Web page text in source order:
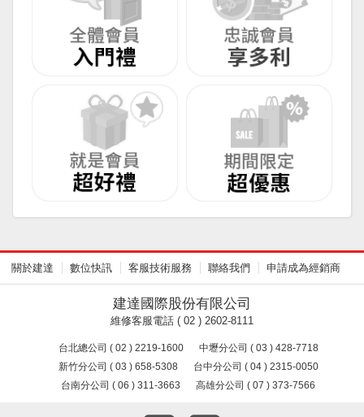
關於建達 數位快訊 客服技術服務 聯絡我們 申請成為經銷商
建達國際股份有限公司
維修客服電話 ( 02 ) 2602-8111
台北總公司 ( 02 ) 2219-1600
中壢分公司 ( 03 ) 428-7718
新竹分公司 ( 03 ) 658-5308
台中分公司 ( 04 ) 2315-0050
台南分公司 ( 06 ) 311-3663
高雄分公司 ( 07 ) 373-7566